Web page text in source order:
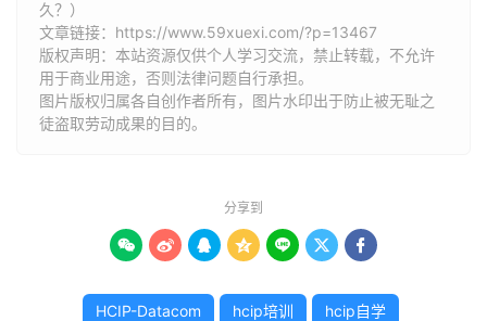
久？）
文章链接： https://www.59xuexi.com/?p=13467
版权声明：本站资源仅供个人学习交流，禁止转载，不允许
用于商业用途，否则法律问题自行承担。
图片版权归属各自创作者所有，图片水印出于防止被无耻之
徒盗取劳动成果的目的。
分享到
      
HCIP-Datacom hcip培训 hcip自学